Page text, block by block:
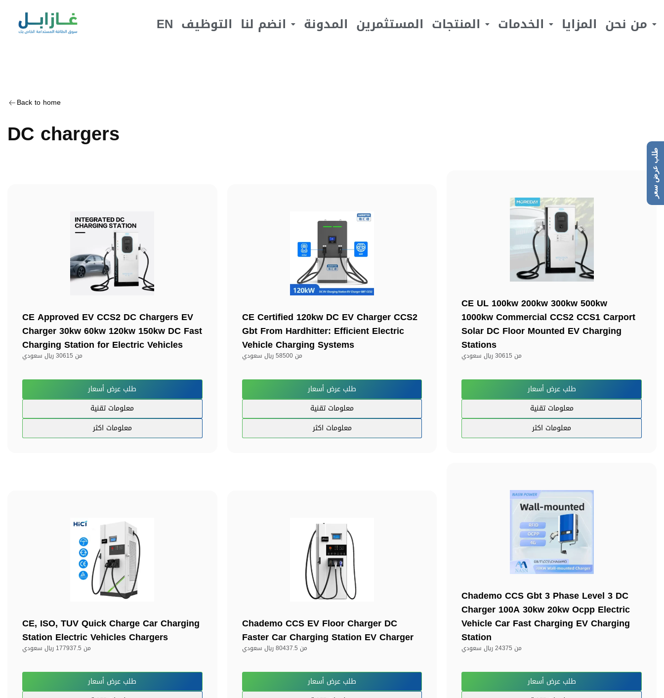
EN التوظيف انضم لنا المدونة المستثمرين المنتجات الخدمات المزايا من نحن
Back to home
DC chargers
CE Approved EV CCS2 DC Chargers EV
Charger 30kw 60kw 120kw 150kw DC Fast
Charging Station for Electric Vehicles
من 30615 ريال سعودي
طلب عرض أسعار
معلومات تقنية
معلومات اكثر
CE Certified 120kw DC EV Charger CCS2
Gbt From Hardhitter: Efficient Electric
Vehicle Charging Systems
من58500 ريال سعودي
طلب عرض أسعار
معلومات تقنية
معلومات اكثر
CE UL 100kw 200kw 300kw 500kw
1000kw Commercial CCS2 CCS1 Carport
Solar DC Floor Mounted EV Charging
Stations
من 30615 ريال سعودي
طلب عرض أسعار
معلومات تقنية
معلومات اكثر
CE, ISO, TUV Quick Charge Car Charging
Station Electric Vehicles Chargers
من 177937.5 ريال سعودي
طلب عرض أسعار
Chademo CCS EV Floor Charger DC
Faster Car Charging Station EV Charger
من 80437.5 ريال سعودي
طلب عرض أسعار
Chademo CCS Gbt 3 Phase Level 3 DC
Charger 100A 30kw 20kw Ocpp Electric
Vehicle Car Fast Charging EV Charging
Station
من 24375 ريال سعودي
طلب عرض أسعار
طلب عرض سعر